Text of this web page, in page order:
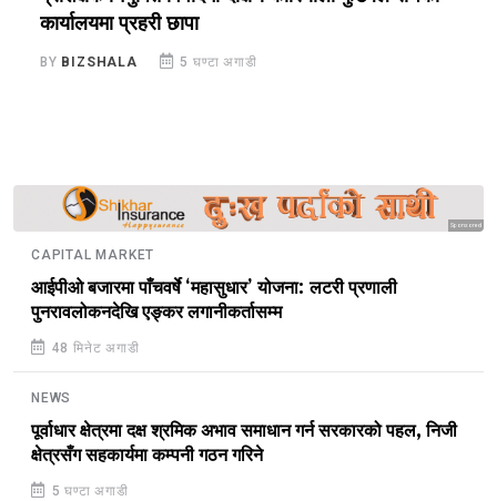
कार्यालयमा प्रहरी छापा
BY BIZSHALA 5 घण्टा अगाडी
Sponsored
CAPITAL MARKET
आईपीओ बजारमा पाँचवर्षे ‘महासुधार’ योजना: लटरी प्रणाली
पुनरावलोकनदेखि एङ्कर लगानीकर्तासम्म
48 मिनेट अगाडी
NEWS
पूर्वाधार क्षेत्रमा दक्ष श्रमिक अभाव समाधान गर्न सरकारको पहल, निजी
क्षेत्रसँग सहकार्यमा कम्पनी गठन गरिने
5 घण्टा अगाडी